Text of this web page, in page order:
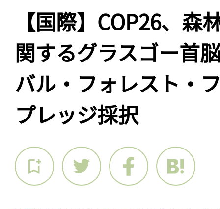
【国際】COP26、森
関するグラスゴー首
バル・フォレスト・
プレッジ採択